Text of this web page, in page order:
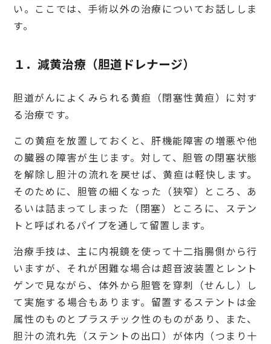
い。ここでは、手術以外の治療についてお話ししま
す。
１．減黄治療（胆道ドレナージ）
胆道がんによくみられる黄疸（閉塞性黄疸）に対す
る治療です。
この黄疸を放置しておくと、肝機能障害の増悪や他
の臓器の障害が生じます。対して、胆管の閉塞状態
を解除し胆汁の流れを戻せば、黄疸は軽快します。
そのために、胆管の細くなった（狭窄）ところ、あ
るいは詰まってしまった（閉塞）ところに、ステン
トと呼ばれるパイプを通して留置します。
治療手技は、主に内視鏡を使って十二指腸側から行
いますが、それが困難な場合は超音波装置とレント
ゲンで見ながら、体外から胆管を穿刺（せんし）し
て実施する場合もあります。留置するステントは金
属性のものとプラスチック性のものがあり、また、
胆汁の流れ先（ステントの出口）が体内（つまり十